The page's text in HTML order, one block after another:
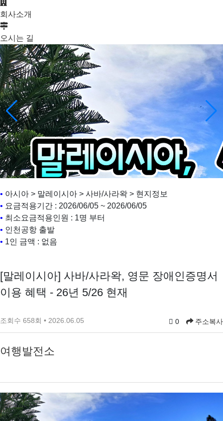
회사소개
오시는 길
• 아시아 > 말레이시아 > 사바/사라왁 > 현지정보
• 요금적용기간 : 2026/06/05 ~ 2026/06/05
• 최소요금적용인원 : 1명 부터
• 인천공항 출발
• 1인 금액 : 없음
[말레이시아] 사바/사라왁, 영문 장애인증명서
이용 혜택 - 26년 5/26 현재
조회수 658회 • 2026.06.05 0 주소복사
여행발전소